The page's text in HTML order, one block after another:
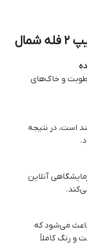
و خاک‌های
است، در نتیجه
آنلاین
می‌شود که
و رنگ کاملاً